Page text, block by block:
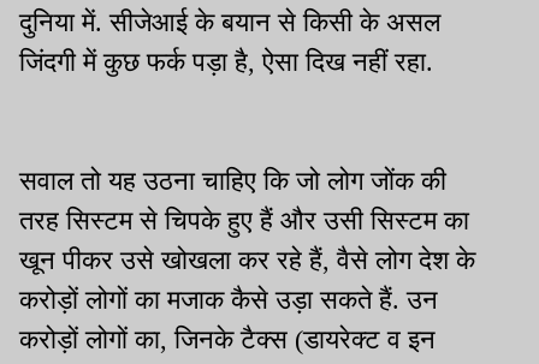
दुनिया में. सीजेआई के बयान से किसी के असल
जिंदगी में कुछ फर्क पड़ा है, ऐसा दिख नहीं रहा.
सवाल तो यह उठना चाहिए कि जो लोग जोंक की
तरह सिस्टम से चिपके हुए हैं और उसी सिस्टम का
खून पीकर उसे खोखला कर रहे हैं, वैसे लोग देश के
करोड़ों लोगों का मजाक कैसे उड़ा सकते हैं. उन
करोड़ों लोगों का, जिनके टैक्स (डायरेक्ट व इन